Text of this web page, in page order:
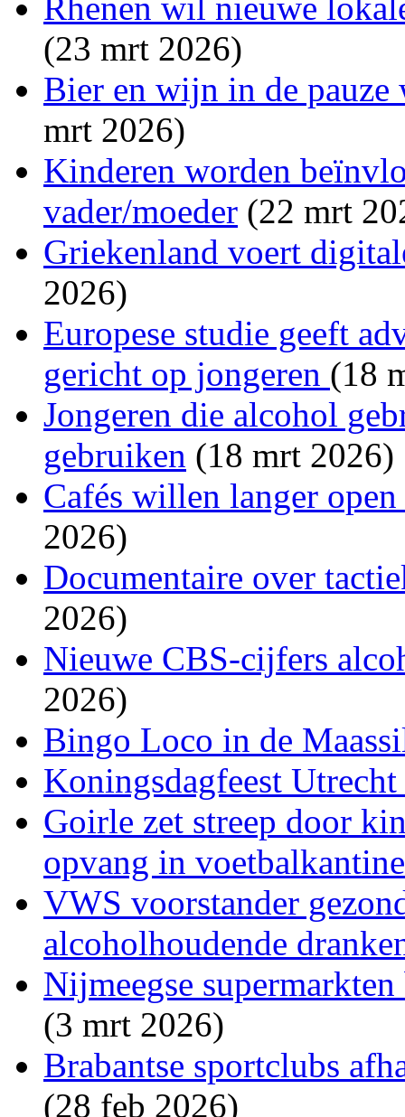
(23 mrt 2026)
Bier en wijn in de pauze
mrt 2026)
Kinderen worden
vader/moeder (22 mrt
Griekenland voert
2026)
Europese studie geeft
gericht op jongeren (18
Jongeren die alcohol
gebruiken (18 mrt 2026)
Cafés willen langer
2026)
Documentaire over
2026)
Nieuwe CBS-cijfers
2026)
Bingo Loco in de
Koningsdagfeest
Goirle zet streep door
opvang in
VWS voorstander
alcoholhoudende
Nijmeegse
(3 mrt 2026)
Brabantse sportclubs
(28 feb 2026)